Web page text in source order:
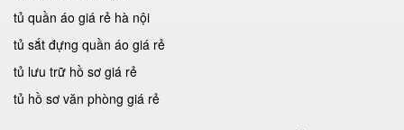
tủ quần áo giá rẻ hà nội
tủ sắt đựng quần áo giá rẻ
tủ lưu trữ hồ sơ giá rẻ
tủ hồ sơ văn phòng giá rẻ